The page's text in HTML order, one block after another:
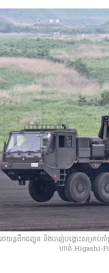
រថយន្ដដឹកជញ្ជូន និងបាញ់បង្ហោះសម្រាប់ក
ហាត់ Higashi-